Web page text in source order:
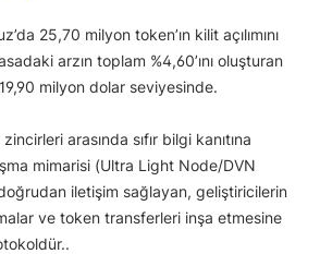
25,70 milyon token’ın kilit açılımını
arzın toplam %4,60’ını oluşturan
milyon dolar seviyesinde.
arasında sıfır bilgi kanıtına
mimarisi (Ultra Light Node/DVN
iletişim sağlayan, geliştiricilerin
ve token transferleri inşa etmesine